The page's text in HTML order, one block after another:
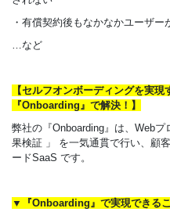
・有償契約後もなかなかユーザー
…など
【セルフオンボーディングを実
『Onboarding』で解決！】
弊社の『Onboarding』は、Web
果検証 」 を一気通貫で行い、顧
ードSaaS です。
▼『Onboarding』で実現できる